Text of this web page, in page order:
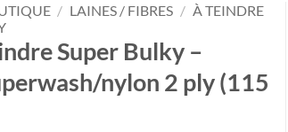
/ LAINES / FIBRES / À TEINDRE
Super Bulky –
nylon 2 ply (115